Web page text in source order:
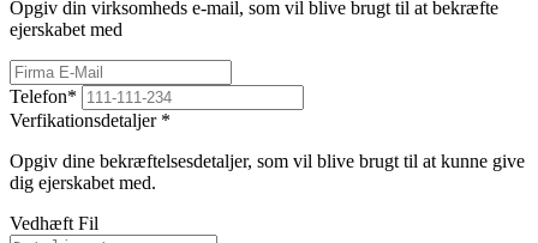
Opgiv din virksomheds e-mail, som vil blive brugt til at bekræfte
ejerskabet med
Telefon*
Verfikationsdetaljer *
Opgiv dine bekræftelsesdetaljer, som vil blive brugt til at kunne give
dig ejerskabet med.
Vedhæft Fil